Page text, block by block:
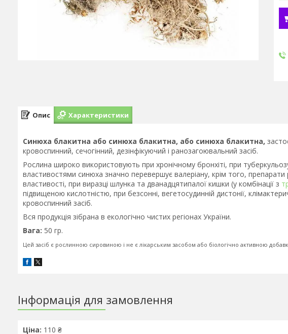
Опис Характеристики
Синюха блакитна або синюха блакитна, або синюха блакитна,
кровоспинний, сечогінний, дезінфікуючий і ранозагоювальний засіб.
Рослина широко використовують при хронічному бронхіті, при
властивостями синюха значно перевершує валеріану, крім того,
властивості, при виразці шлунка та дванадцятипалої кишки (у комбінації з
підвищеною кислотністю, при безсонні, вегетосудинній дистонії,
кровоспинний засіб.
Вся продукція зібрана в екологічно чистих регіонах України.
Вага: 50 гр.
Цей засіб є рослинною сировиною і не є лікарським засобом або біологічно активною
Інформація для замовлення
Ціна: 110 ₴